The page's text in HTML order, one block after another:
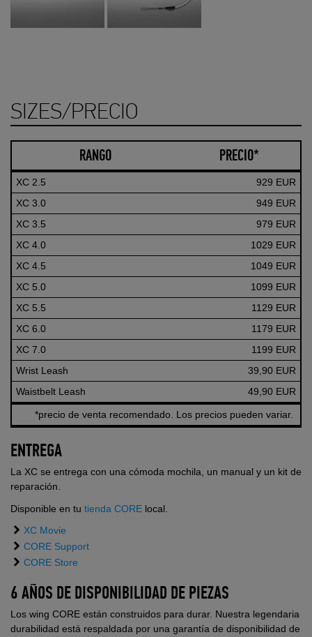
SIZES/PRECIO
RANGO PRECIO*
XC 2.5
929 EUR
XC 3.0
949 EUR
XC 3.5
979 EUR
XC 4.0
1029 EUR
XC 4.5
1049 EUR
XC 5.0
1099 EUR
XC 5.5
1129 EUR
XC 6.0
1179 EUR
XC 7.0
1199 EUR
Wrist Leash
39,90 EUR
Waistbelt Leash
49,90 EUR
*precio de venta recomendado. Los precios pueden variar.
ENTREGA
La XC se entrega con una cómoda mochila, un manual y un kit de
reparación.
Disponible en tu tienda CORE local.
XC Movie
CORE Support
CORE Store
6 AÑOS DE DISPONIBILIDAD DE PIEZAS
Los wing CORE están construidos para durar. Nuestra legendaria
durabilidad está respaldada por una garantía de disponibilidad de